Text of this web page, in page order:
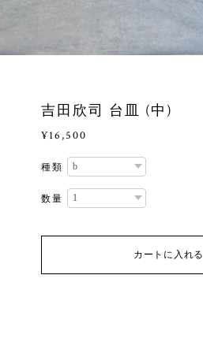
吉田欣司 台皿 (中)
¥16,500
種類
数量
カートに入れる